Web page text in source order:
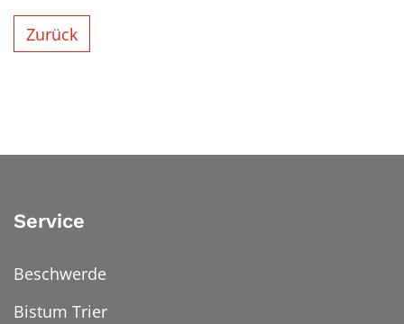
Zurück
Service
Beschwerde
Bistum Trier